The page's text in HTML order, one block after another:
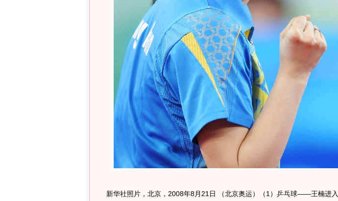
新华社照片，北京，2008年8月21日 （北京奥运）（1）乒乓球——王楠进